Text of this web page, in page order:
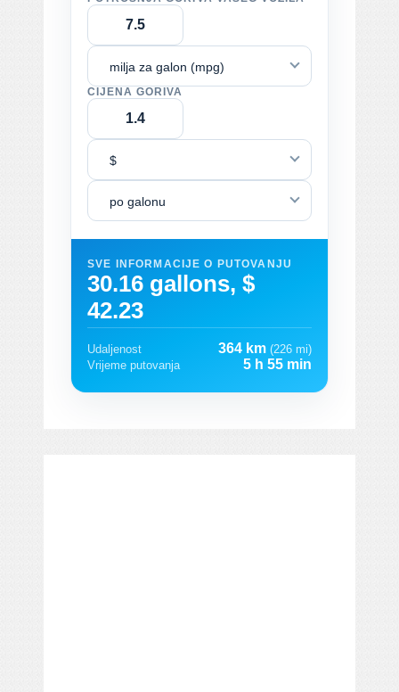
milja za galon (mpg)
CIJENA GORIVA
$
po galonu
SVE INFORMACIJE O PUTOVANJU
30.16 gallons, $
42.23
Udaljenost 364 km (226 mi)
Vrijeme putovanja
5 h 55 min